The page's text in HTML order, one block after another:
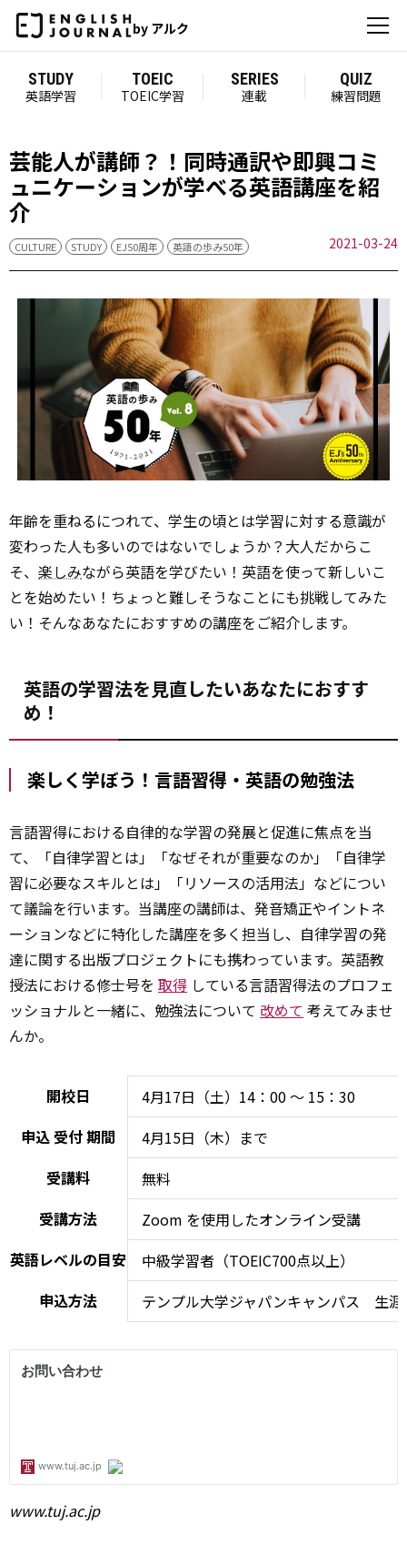
by アルク
STUDY
英語学習
TOEIC
TOEIC学習
SERIES
連載
QUIZ
練習問題
芸能人が講師？！同時通訳や即興コミ
ュニケーションが学べる英語講座を紹
介
CULTURE STUDY EJ50周年 英語の歩み50年 2021-03-24
年齢を重ねるにつれて、学生の頃とは学習に対する意識が
変わった人も多いのではないでしょうか？大人だからこ
そ、 楽しみながら英語を学びたい！英語を使って新しいこ
とを始めたい！ちょっと難しそうなことにも挑戦してみた
い！そんなあなたにおすすめの講座をご紹介します。
英語の学習法を見直したいあなたにおすす
め！
楽しく学ぼう！言語習得・英語の勉強法
言語習得における自律的な学習の発展と促進に焦点を当
て、「自律学習とは」「なぜそれが重要なのか」「自律学
習に必要なスキルとは」「リソースの活用法」などについ
て議論を行います。当講座の講師は、発音矯正やイントネ
ーションなどに特化した講座を多く担当し、自律学習の発
達に関する出版プロジェクトにも携わっています。英語教
授法における修士号を 取得 している言語習得法のプロフェ
ッショナルと一緒に、勉強法について 改めて 考えてみませ
んか。
開校日
4月17日（土）14：00 ～ 15：30
申込 受付期間
4月15日（木）まで
受講料
無料
受講方法
Zoom を使用したオンライン受講
英語レベルの目安
中級学習者（TOEIC700点以上）
申込方法
テンプル大学ジャパンキャンパス 生
www.tuj.ac.jp